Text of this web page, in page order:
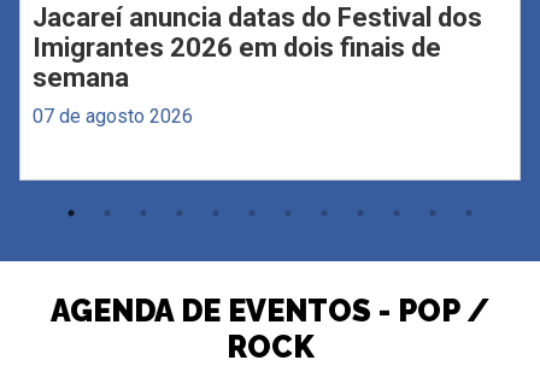
Jacareí anuncia datas do Festival dos
Imigrantes 2026 em dois finais de
semana
07 de agosto 2026
AGENDA DE EVENTOS - POP /
ROCK